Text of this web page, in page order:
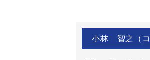
小林 智之（